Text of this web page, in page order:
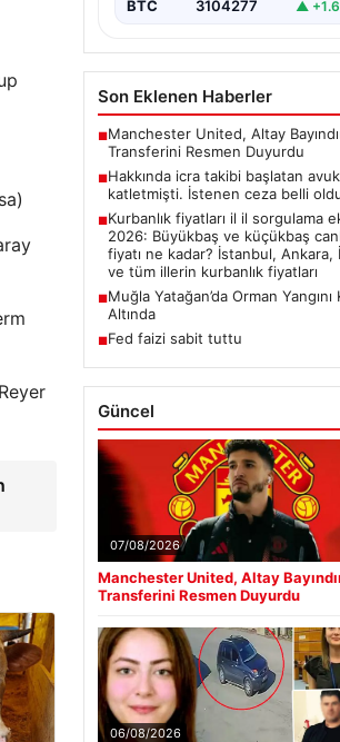
BTC 3104277 ▲
Son Eklenen Haberler
■Manchester United, Altay
Transferini Resmen Duyurdu
■Hakkında icra takibi başlatan
katletmişti. İstenen ceza belli
■Kurbanlık fiyatları il il sorgulama
2026: Büyükbaş ve küçükbaş
fiyatı ne kadar? İstanbul, Ankara,
ve tüm illerin kurbanlık fiyatları
■Muğla Yatağan’da Orman Yangını
Altında
■Fed faizi sabit tuttu
Güncel
07/08/2026
Manchester United, Altay
Transferini Resmen Duyurdu
06/08/2026